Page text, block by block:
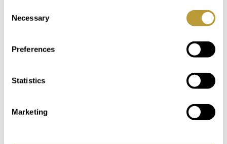
Selection
Necessary
Preferences
Statistics
Marketing